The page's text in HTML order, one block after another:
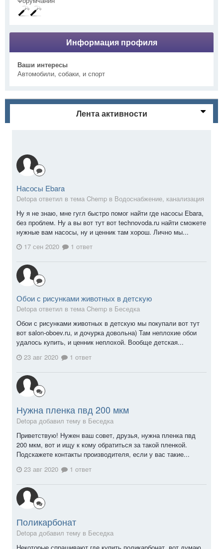
Информация профиля
Ваши интересы
Автомобили, собаки, и спорт
Лента активности
Насосы Ebara
Detopa ответил в тема Chemp в Водоснабжение, канализация
Ну я не знаю, мне гугл быстро помог найти где насосы Ebara,
без проблем. Ну а вы вот тут вот technovoda.ru найти сможете
нужные вам насосы, ну и ценник там хорош. Лично мы...
17 сен 2020
1 ответ
Обои с рисунками животных в детскую
Detopa ответил в тема Chemp в Беседка
Обои с рисунками животных в детскую мы покупали вот тут
вот salon-oboev.ru, и дочурка довольна) Там неплохие обои
удалось купить, и ценник неплохой. Вообще детская...
23 авг 2020
1 ответ
Нужна пленка пвд 200 мкм
Detopa добавил тему в Беседка
Приветствую! Нужен ваш совет, друзья, нужна пленка пвд
200 мкм, вот и ищу к кому обратиться за такой пленкой.
Подскажете контакты производителя, если у вас такие...
23 авг 2020
1 ответ
Поликарбонат
Detopa добавил тему в Беседка
Некоторые спрашивают где купить поликарбонат, вот думаю